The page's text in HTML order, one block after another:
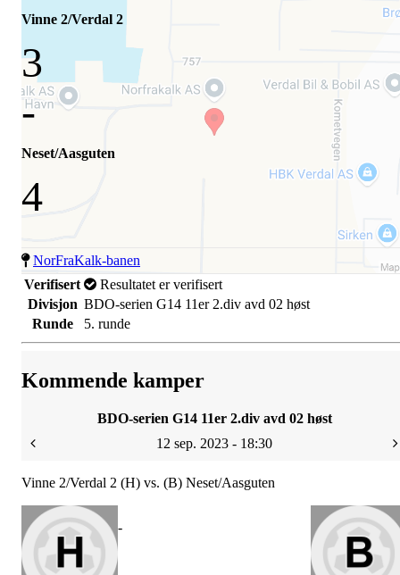
Vinne 2/Verdal 2
3
-
Neset/Aasguten
4
NorFraKalk-banen
Verifisert
Resultatet er verifisert
Divisjon BDO-serien G14 11er 2.div avd 02 høst
Runde
5. runde
Kommende kamper
BDO-serien G14 11er 2.div avd 02 høst
12 sep. 2023 - 18:30
Vinne 2/Verdal 2 (H) vs. (B) Neset/Aasguten
-